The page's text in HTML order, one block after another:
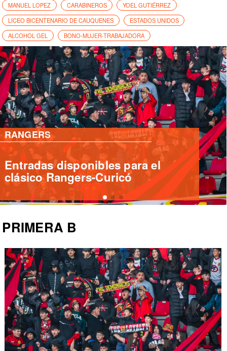
MANUEL LOPEZ CARABINEROS
YOEL GUTIÉRREZ
LICEO BICENTENARIO DE CAUQUENES
ESTADOS UNIDOS
ALCOHOL GEL
BONO-MUJER-TRABAJADORA
RANGERS
Campestrini ataja penal pero
Rangers cae ante Ñublense
PRIMERA B